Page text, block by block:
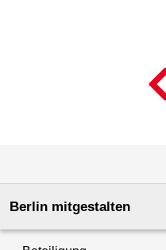
Berlin mitgestalten